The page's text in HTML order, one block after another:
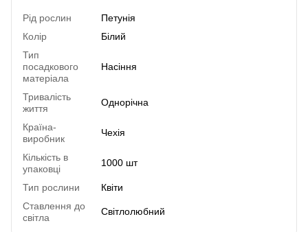
Рід рослин
Петунія
Колір
Білий
Тип
посадкового
матеріала
Насіння
Тривалість
життя
Однорічна
Країна-
виробник
Чехія
Кількість в
упаковці
1000 шт
Тип рослини
Квіти
Ставлення до
світла
Світлолюбний